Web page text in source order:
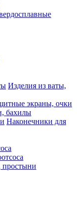
Изделия из ваты,
экраны, очки
бахилы
Наконечники для